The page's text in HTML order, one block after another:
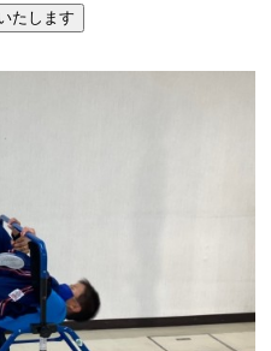
たします